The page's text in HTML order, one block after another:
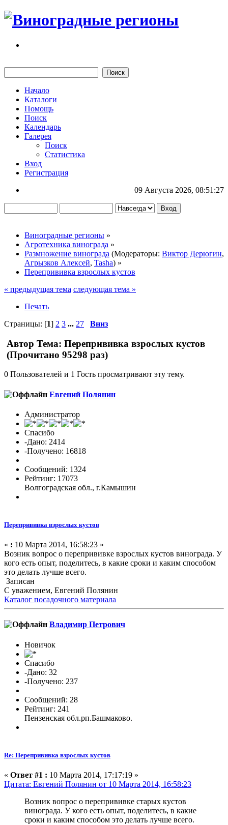
Начало
Каталоги
Помощь
Поиск
Календарь
Галерея
Поиск
Статистика
Вход
Регистрация
09 Августа 2026, 08:51:27
Виноградные регионы »
Агротехника винограда »
Размножение винограда (Модераторы: Виктор Дерюгин,
Агрызков Алексей, Tasha) »
Перепрививка взрослых кустов
« предыдущая тема следующая тема »
Печать
Страницы: [1] 2 3 ... 27 Вниз
Автор Тема: Перепрививка взрослых кустов
(Прочитано 95298 раз)
0 Пользователей и 1 Гость просматривают эту тему.
Евгений Полянин
Администратор
Спасибо
-Дано: 2414
-Получено: 16818
Сообщений: 1324
Рейтинг: 17073
Волгоградская обл., г.Камышин
Перепрививка взрослых кустов
« : 10 Марта 2014, 16:58:23 »
Возник вопрос о перепрививке взрослых кустов винограда. У
кого есть опыт, поделитесь, в какие сроки и каким способом
это делать лучше всего.
Записан
С уважением, Евгений Полянин
Каталог посадочного материала
Владимир Петрович
Новичок
Спасибо
-Дано: 32
-Получено: 237
Сообщений: 28
Рейтинг: 241
Пензенская обл.рп.Башмаково.
Re: Перепрививка взрослых кустов
« Ответ #1 : 10 Марта 2014, 17:17:19 »
Цитата: Евгений Полянин от 10 Марта 2014, 16:58:23
Возник вопрос о перепрививке старых кустов
винограда. У кого есть опыт, поделитесь, в какие
сроки и каким способом это делать лучше всего.